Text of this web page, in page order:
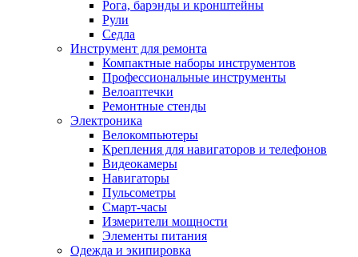
Рога, барэнды и кронштейны
Рули
Седла
Инструмент для ремонта
Компактные наборы инструментов
Профессиональные инструменты
Велоаптечки
Ремонтные стенды
Электроника
Велокомпьютеры
Крепления для навигаторов и телефонов
Видеокамеры
Навигаторы
Пульсометры
Смарт-часы
Измерители мощности
Элементы питания
Одежда и экипировка